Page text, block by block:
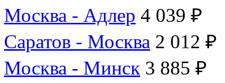
Москва - Адлер 4 039 ₽
Саратов - Москва 2 012 ₽
Москва - Минск 3 885 ₽